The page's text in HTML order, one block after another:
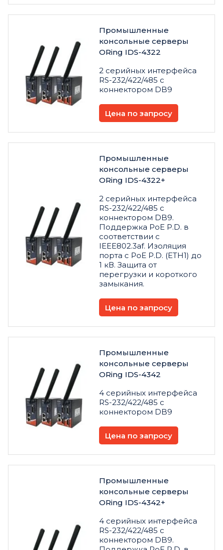
Промышленные
консольные серверы
ORing IDS-4322
2 серийных интерфейса
RS-232/422/485 с
коннектором DB9
Цена по запросу
Промышленные
консольные серверы
ORing IDS-4322+
2 серийных интерфейса
RS-232/422/485 с
коннектором DB9.
Поддержка PoE P.D. в
соответствии с
IEEE802.3af. Изоляция
порта с PoE P.D. (ETH1) до
1 кВ. Защита от
перегрузки и короткого
замыкания.
Цена по запросу
Промышленные
консольные серверы
ORing IDS-4342
4 серийных интерфейса
RS-232/422/485 с
коннектором DB9
Цена по запросу
Промышленные
консольные серверы
ORing IDS-4342+
4 серийных интерфейса
RS-232/422/485 с
коннектором DB9.